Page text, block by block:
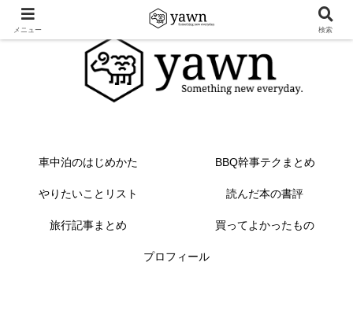
車中泊のはじめかた BBQ幹事テクまとめ
やりたいことリスト 読んだ本の書評
旅行記事まとめ 買ってよかったもの
プロフィール
メニュー 検索